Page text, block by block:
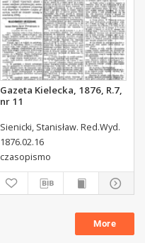
Gazeta Kielecka, 1876, R.7,
nr 11
Sienicki, Stanisław. Red.Wyd.
1876.02.16
czasopismo
More